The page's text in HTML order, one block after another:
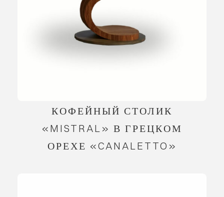
КОФЕЙНЫЙ СТОЛИК
«MISTRAL» В ГРЕЦКОМ
ОРЕХЕ «CANALETTO»